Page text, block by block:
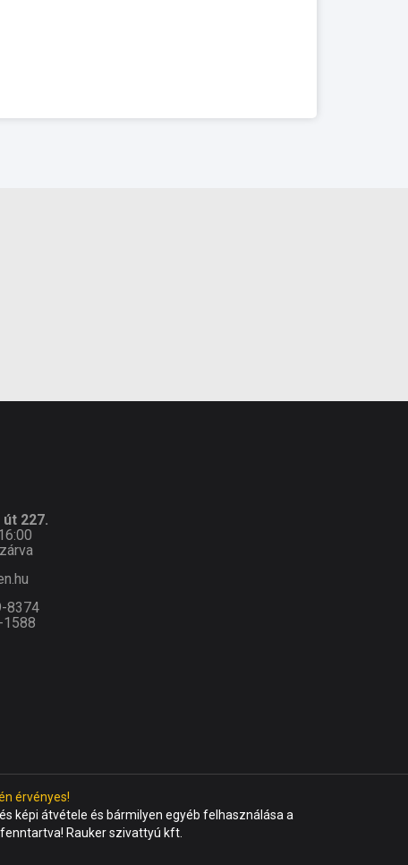
227.
8374
érvényes!
képi átvétele és bármilyen egyéb felhasználása a
Rauker szivattyú kft.